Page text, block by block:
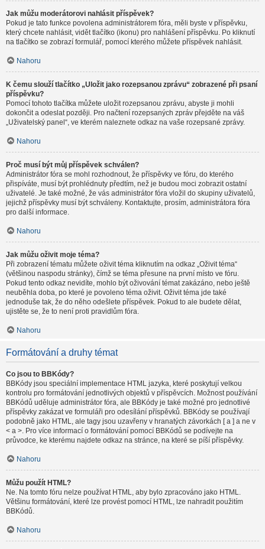
Jak můžu moderátorovi nahlásit příspěvek?
Pokud je tato funkce povolena administrátorem fóra, měli byste v příspěvku,
který chcete nahlásit, vidět tlačítko (ikonu) pro nahlášení příspěvku. Po kliknutí
na tlačítko se zobrazí formulář, pomocí kterého můžete příspěvek nahlásit.
Nahoru
K čemu slouží tlačítko „Uložit jako rozepsanou zprávu“ zobrazené při psaní
příspěvku?
Pomocí tohoto tlačítka můžete uložit rozepsanou zprávu, abyste ji mohli
dokončit a odeslat později. Pro načtení rozepsaných zpráv přejděte na váš
„Uživatelský panel“, ve kterém naleznete odkaz na vaše rozepsané zprávy.
Nahoru
Proč musí být můj příspěvek schválen?
Administrátor fóra se mohl rozhodnout, že příspěvky ve fóru, do kterého
přispíváte, musí být prohlédnuty předtím, než je budou moci zobrazit ostatní
uživatelé. Je také možné, že vás administrátor fóra vložil do skupiny uživatelů,
jejichž příspěvky musí být schváleny. Kontaktujte, prosím, administrátora fóra
pro další informace.
Nahoru
Jak můžu oživit moje téma?
Při zobrazení tématu můžete oživit téma kliknutím na odkaz „Oživit téma“
(většinou naspodu stránky), čímž se téma přesune na první místo ve fóru.
Pokud tento odkaz nevidíte, mohlo být oživování témat zakázáno, nebo ještě
neuběhla doba, po které je povoleno téma oživit. Oživit téma jde také
jednoduše tak, že do něho odešlete příspěvek. Pokud to ale budete dělat,
ujistěte se, že to není proti pravidlům fóra.
Nahoru
Formátování a druhy témat
Co jsou to BBKódy?
BBKódy jsou speciální implementace HTML jazyka, které poskytují velkou
kontrolu pro formátování jednotlivých objektů v příspěvcích. Možnost používání
BBKódů uděluje administrátor fóra, ale BBKódy je také možné pro jednotlivé
příspěvky zakázat ve formuláři pro odesílání příspěvků. BBKódy se používají
podobně jako HTML, ale tagy jsou uzavřeny v hranatých závorkách [ a ] a ne v
< a >. Pro více informací o formátování pomocí BBKódů se podívejte na
průvodce, ke kterému najdete odkaz na stránce, na které se píší příspěvky.
Nahoru
Můžu použít HTML?
Ne. Na tomto fóru nelze používat HTML, aby bylo zpracováno jako HTML.
Většinu formátování, které lze provést pomocí HTML, lze nahradit použitím
BBKódů.
Nahoru